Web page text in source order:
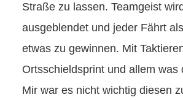
Straße zu lassen. Teamgeist wird
ausgeblendet und jeder Fährt
etwas zu gewinnen. Mit
Ortsschieldsprint und allem was
Mir war es nicht wichtig diesen